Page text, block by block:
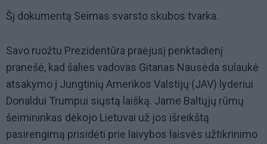
Šį dokumentą Seimas svarsto skubos tvarka.
Savo ruožtu Prezidentūra praėjusį penktadienį
pranešė, kad šalies vadovas Gitanas Nausėda sulaukė
atsakymo į Jungtinių Amerikos Valstijų (JAV) lyderiui
Donaldui Trumpui siųstą laišką. Jame Baltųjų rūmų
šeimininkas dėkojo Lietuvai už jos išreikštą
pasirengimą prisidėti prie laivybos laisvės užtikrinimo